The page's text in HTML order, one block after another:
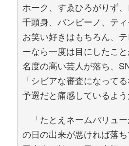
ホーク、すゑひろがりず
千頭身、バンビーノ、ティ
お笑い好きはもちろん、
ーなら一度は目にしたこ
名度の高い芸人が落ち、
「シビアな審査になって
予選だと痛感しているよう
「たとえネームバリュ
の日の出来が悪ければ落ち